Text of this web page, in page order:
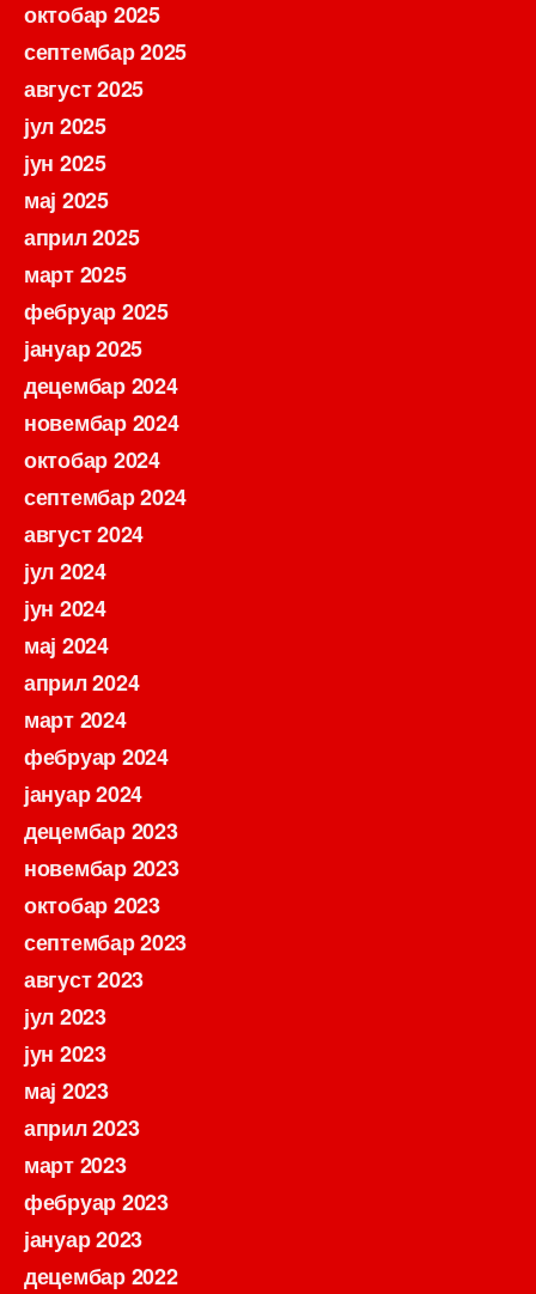
октобар 2025
септембар 2025
август 2025
јул 2025
јун 2025
мај 2025
април 2025
март 2025
фебруар 2025
јануар 2025
децембар 2024
новембар 2024
октобар 2024
септембар 2024
август 2024
јул 2024
јун 2024
мај 2024
април 2024
март 2024
фебруар 2024
јануар 2024
децембар 2023
новембар 2023
октобар 2023
септембар 2023
август 2023
јул 2023
јун 2023
мај 2023
април 2023
март 2023
фебруар 2023
јануар 2023
децембар 2022